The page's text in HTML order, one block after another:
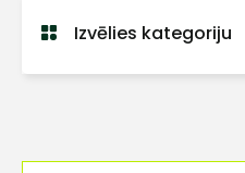
Izvēlies kategoriju